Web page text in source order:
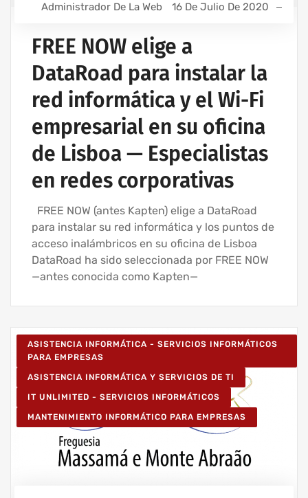
Administrador De La Web 16 De Julio De 2020
FREE NOW elige a
DataRoad para instalar la
red informática y el Wi-Fi
empresarial en su oficina
de Lisboa — Especialistas
en redes corporativas
FREE NOW (antes Kapten) elige a DataRoad
para instalar su red informática y los puntos de
acceso inalámbricos en su oficina de Lisboa
DataRoad ha sido seleccionada por FREE NOW
—antes conocida como Kapten—
ASISTENCIA INFORMÁTICA - SERVICIOS INFORMÁTICOS
PARA EMPRESAS
ASISTENCIA INFORMÁTICA Y SERVICIOS DE TI
IT UNLIMITED - SERVICIOS INFORMÁTICOS
MANTENIMIENTO INFORMÁTICO PARA EMPRESAS